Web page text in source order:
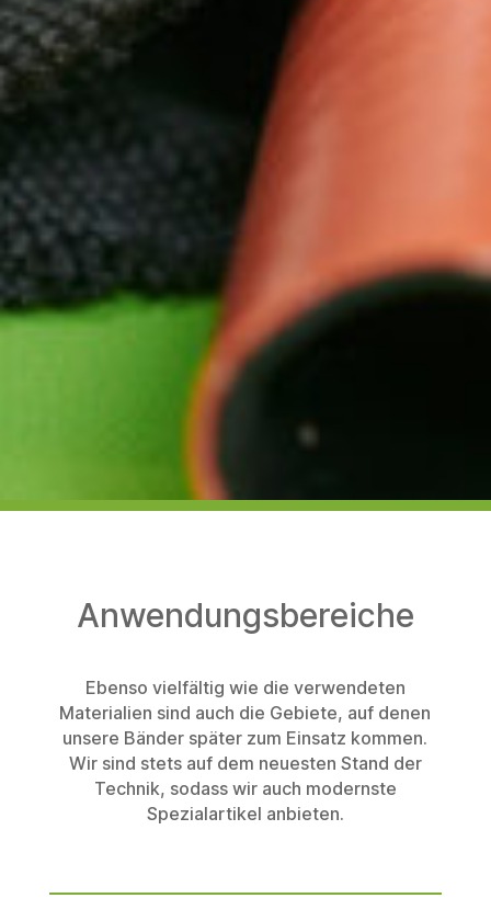
Anwendungsbereiche
Ebenso vielfältig wie die verwendeten
Materialien sind auch die Gebiete, auf denen
unsere Bänder später zum Einsatz kommen.
Wir sind stets auf dem neuesten Stand der
Technik, sodass wir auch modernste
Spezialartikel anbieten.